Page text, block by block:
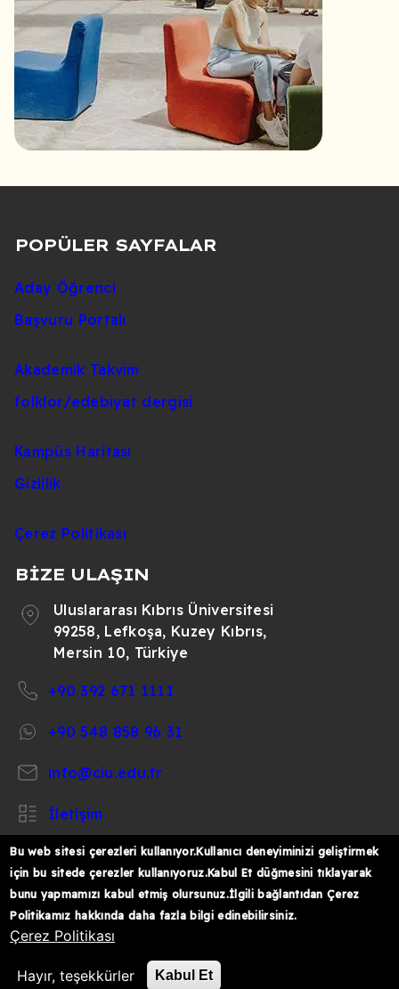
POPÜLER SAYFALAR
Aday Öğrenci
Başvuru Portalı
Akademik Takvim
folklor/edebiyat dergisi
Kampüs Haritası
Gizlilik
Çerez Politikası
BİZE ULAŞIN
Uluslararası Kıbrıs Üniversitesi
99258, Lefkoşa, Kuzey Kıbrıs,
Mersin 10, Türkiye
+90 392 671 1111
+90 548 858 96 31
info@ciu.edu.tr
İletişim
https://www.facebook.com/CIUOfficial
https://twitter.com/CIUOfficial
https://www.instagram.com/
https://www.youtube.com/
https://
k%C4%B1br%C4%B1s-
© 2026 Uluslararası Kıbrıs Üniversitesi
Bu web sitesi çerezleri kullanıyor.Kullanıcı deneyiminizi geliştirmek
için bu sitede çerezler kullanıyoruz.Kabul Et düğmesini tıklayarak
bunu yapmamızı kabul etmiş olursunuz.İlgili bağlantıdan Çerez
Politikamız hakkında daha fazla bilgi edinebilirsiniz.
Çerez Politikası
Hayır, teşekkürler Kabul Et